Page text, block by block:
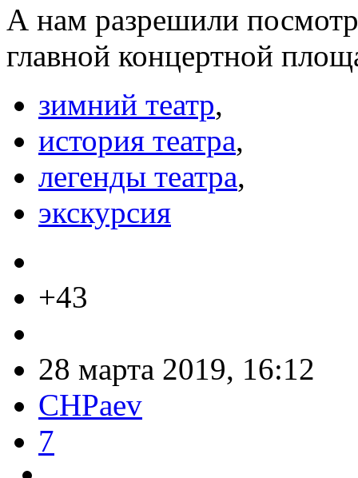
А нам разрешили
главной концертной
зимний театр,
история театра,
легенды театра,
экскурсия
+43
28 марта 2019, 16:12
CHPaev
7